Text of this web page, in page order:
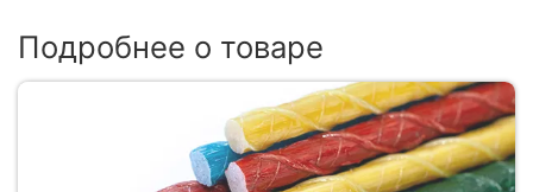
Подробнее о товаре